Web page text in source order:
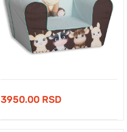
3950.00 RSD